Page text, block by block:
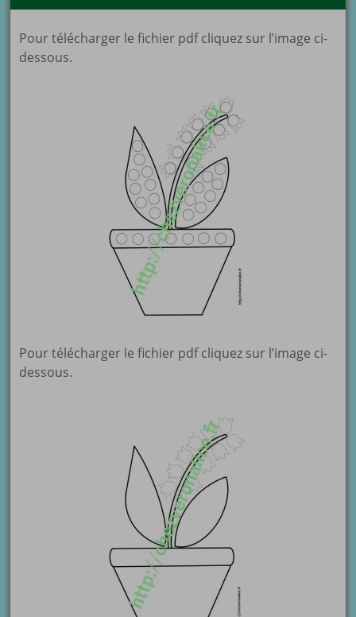
Pour télécharger le fichier pdf cliquez sur l’image ci-
dessous.
Pour télécharger le fichier pdf cliquez sur l’image ci-
dessous.